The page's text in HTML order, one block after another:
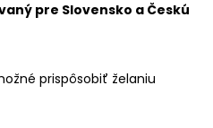
pre Slovensko a Českú
prispôsobiť želaniu